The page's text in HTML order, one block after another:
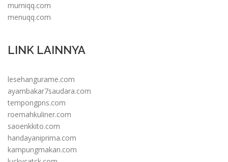
murniqq.com
menuqq.com
LINK LAINNYA
lesehangurame.com
ayambakar7saudara.com
tempongpns.com
roemahkuliner.com
saoenkkito.com
handayaniprima.com
kampungmakan.com